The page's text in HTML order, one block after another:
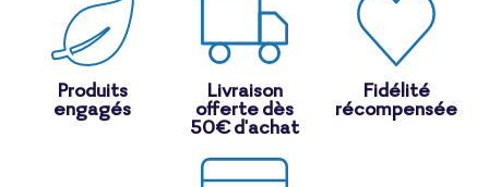
Produits
engagés
Livraison
offerte dès
50€ d'achat
Fidélité
récompensée